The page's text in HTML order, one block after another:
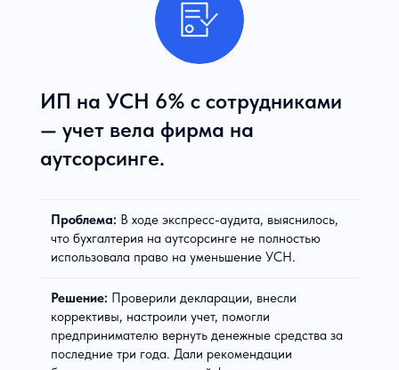
ИП на УСН 6% с сотрудниками
— учет вела фирма на
аутсорсинге.
Проблема: В ходе экспресс-аудита, выяснилось,
что бухгалтерия на аутсорсинге не полностью
использовала право на уменьшение УСН.
Решение: Проверили декларации, внесли
коррективы, настроили учет, помогли
предпринимателю вернуть денежные средства за
последние три года. Дали рекомендации